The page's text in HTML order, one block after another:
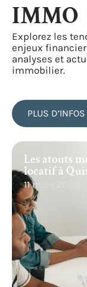
IMMO
Explorez les
enjeux
analyses et
immobilier.
PLUS D’INFOS
Les atouts
locatif à
11 mars 2026